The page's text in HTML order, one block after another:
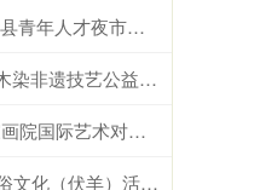
大通速配 烟火夏夜聚英才 河南新县青年人才夜市开市
钱程速配 “鲁韵黄河·信守传承”草木染非遗技艺公益培训走进淄博市高青县第六中学
金御优配 “海纳百川——中国国家画院国际艺术对话展”在首尔开幕
旺发速配 辽宁锦州义县第九届民俗文化（伏羊）活动启幕